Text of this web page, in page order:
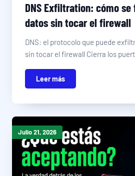
DNS Exfiltration: cómo
datos sin tocar el firewall
DNS: el protocolo que puede
sin tocar el firewall Cierra los
Leer más
Julio 21, 2026